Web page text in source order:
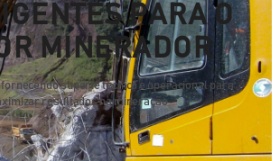
PARA O
MINERADOR
fornecendo suporte técnico e operacional para
resultados na mineração